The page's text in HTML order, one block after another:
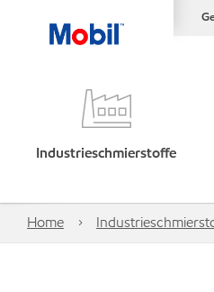
Industrieschmierstoffe
Home